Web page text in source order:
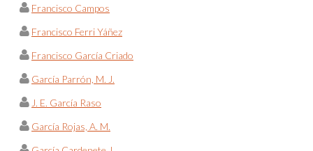
Francisco Campos
Francisco Ferri Yáñez
Francisco García Criado
García Parrón, M. J.
J. E. García Raso
García Rojas, A. M.